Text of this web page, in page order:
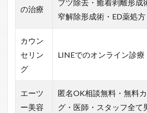
の治療
ブツ除去・癒着剥離形成
窄解除形成術・ED薬処方
カウン
セリン
グ
LINEでのオンライン診療
エーツ
ー美容
匿名OK相談無料・無料
グ・医師・スタッフ全て